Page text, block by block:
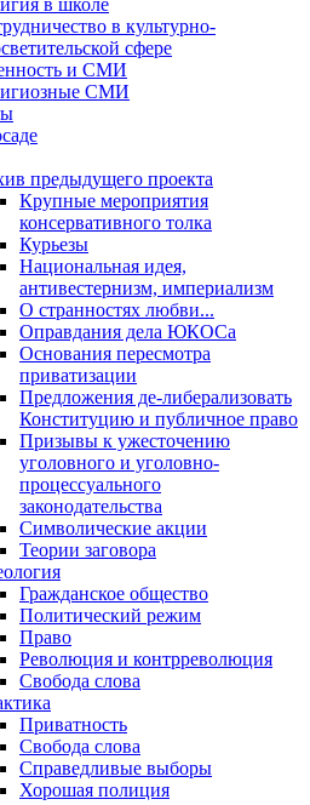
в школе
в культурно-
сфере
и СМИ
СМИ
предыдущего проекта
Крупные мероприятия
консервативного толка
Курьезы
Национальная идея,
антивестернизм, империализм
О странностях любви...
Оправдания дела ЮКОСа
Основания пересмотра
приватизации
Предложения де-либерализовать
Конституцию и публичное право
Призывы к ужесточению
уголовного и уголовно-
процессуального
законодательства
Символические акции
Теории заговора
Гражданское общество
Политический режим
Право
Революция и контрреволюция
Свобода слова
Приватность
Свобода слова
Справедливые выборы
Хорошая полиция